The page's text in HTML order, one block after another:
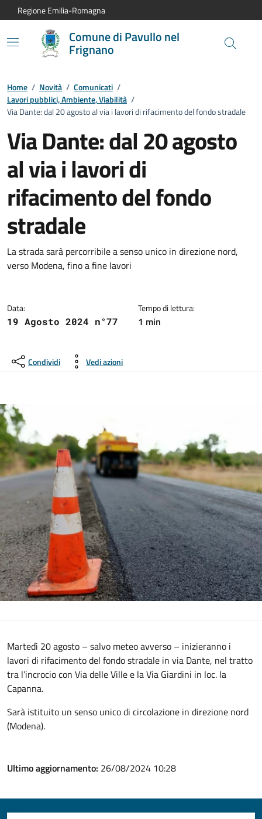
Vai al contenuto principale
Vai alla navigazione del sito
Vai al piede di pagina
Regione Emilia-Romagna
Comune di Pavullo nel
Frignano
Home / Novità / Comunicati /
Lavori pubblici, Ambiente, Viabilità /
Via Dante: dal 20 agosto al via i lavori di rifacimento del fondo stradale
Via Dante: dal 20 agosto
al via i lavori di
rifacimento del fondo
stradale
Dettagli del comunicato:
La strada sarà percorribile a senso unico in direzione nord,
verso Modena, fino a fine lavori
Data:
19 Agosto 2024 n°77
Tempo di lettura:
1 min
Condividi Vedi azioni
Martedì 20 agosto – salvo meteo avverso – inizieranno i
lavori di rifacimento del fondo stradale in via Dante, nel tratto
tra l’incrocio con Via delle Ville e la Via Giardini in loc. la
Capanna.
Sarà istituito un senso unico di circolazione in direzione nord
(Modena).
Ultimo aggiornamento: 26/08/2024 10:28